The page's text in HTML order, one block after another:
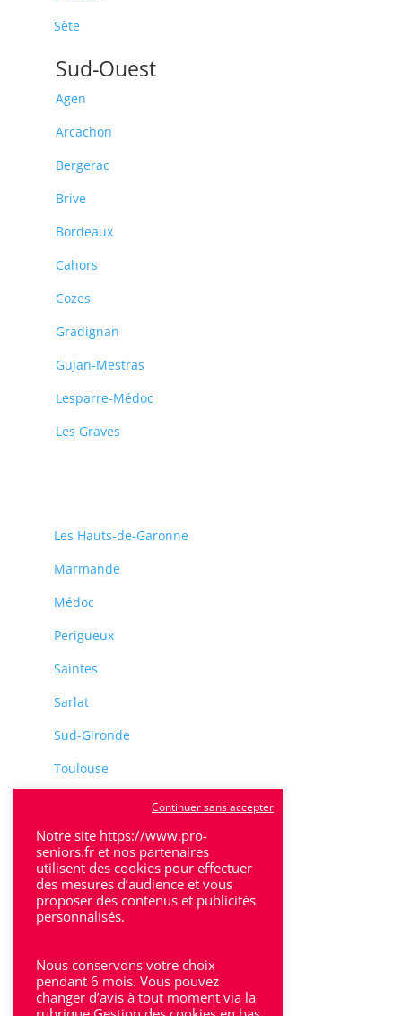
Sète
Sud-Ouest
Agen
Arcachon
Bergerac
Brive
Bordeaux
Cahors
Cozes
Gradignan
Gujan-Mestras
Lesparre-Médoc
Les Graves
Les Hauts-de-Garonne
Marmande
Médoc
Perigueux
Saintes
Sarlat
Sud-Gironde
Toulouse
Villeneuve-Sur-Lot
Bron
Notre site https://www.pro-
seniors.fr et nos partenaires
utilisent des cookies pour effectuer
des mesures d’audience et vous
proposer des contenus et publicités
personnalisés.
Nous conservons votre choix
pendant 6 mois. Vous pouvez
changer d’avis à tout moment via la
Continuer sans accepter